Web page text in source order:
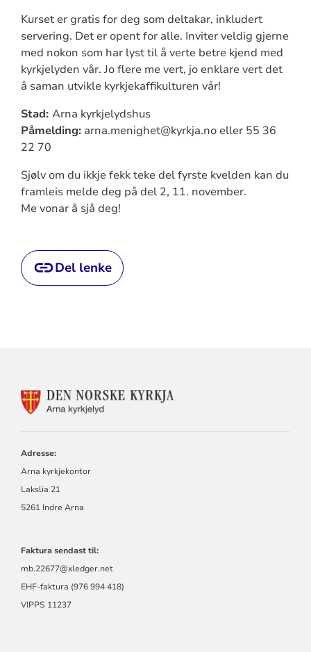
Kurset er gratis for deg som deltakar, inkludert
servering. Det er opent for alle. Inviter veldig gjerne
med nokon som har lyst til å verte betre kjend med
kyrkjelyden vår. Jo flere me vert, jo enklare vert det
å saman utvikle kyrkjekaffikulturen vår!
Stad: Arna kyrkjelydshus
Påmelding:arna.menighet@kyrkja.no eller 55 36
22 70
Sjølv om du ikkje fekk teke del fyrste kvelden kan du
framleis melde deg på del 2, 11. november.
Me vonar å sjå deg!
Del lenke
KONTAKTINFORMASJON
Adresse:
Arna kyrkjekontor
Lakslia 21
5261 Indre Arna
Faktura sendast til:
mb.22677@xledger.net
EHF-faktura (976 994 418)
VIPPS 11237